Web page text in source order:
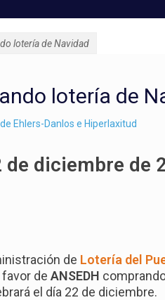
lotería de Navidad
lotería de
Ehlers-Danlos e Hiperlaxitud
diciembre de
de Lotería del
favor de ANSEDH
el día 22 de